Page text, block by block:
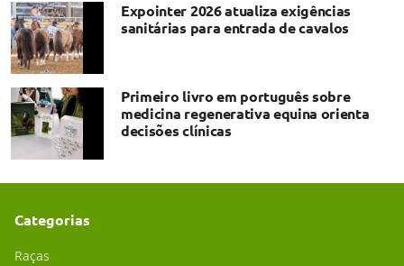
Expointer 2026 atualiza exigências
sanitárias para entrada de cavalos
Primeiro livro em português sobre
medicina regenerativa equina orienta
decisões clínicas
Categorias
Raças